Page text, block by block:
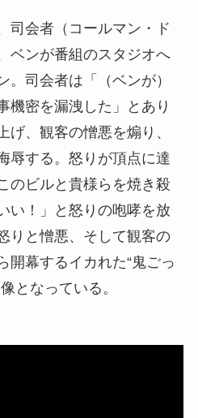
司会者（コールマン・ド
ベンが番組のスタジオへ
。司会者は「（ベンが）
機密を漏洩した」とあり
げ、観客の憎悪を煽り、
辱する。怒りが頂点に達
のビルと貴様らを焼き殺
い！」と怒りの咆哮を放
りと憎悪、そして観客の
開幕するイカれた“鬼ごっ
となっている。